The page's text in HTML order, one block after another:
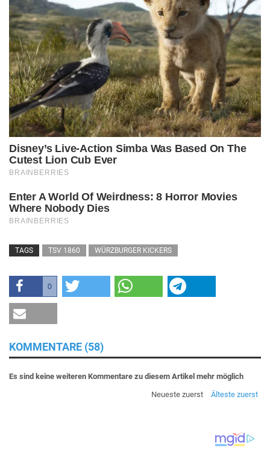
TAGS TSV 1860 WÜRZBURGER KICKERS
0
KOMMENTARE (58)
Es sind keine weiteren Kommentare zu diesem Artikel mehr möglich
Neueste zuerst
Älteste zuerst